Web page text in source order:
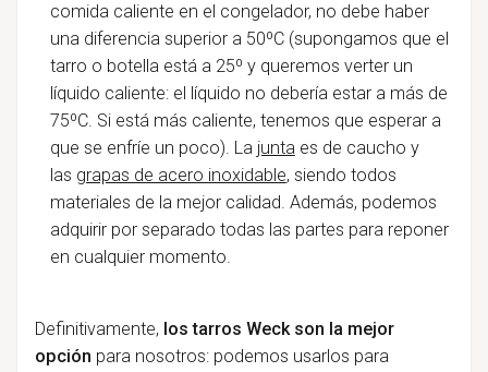
comida caliente en el congelador, no debe haber
una diferencia superior a 50ºC (supongamos que el
tarro o botella está a 25º y queremos verter un
líquido caliente: el líquido no debería estar a más de
75ºC. Si está más caliente, tenemos que esperar a
que se enfríe un poco). La juntaes de caucho y
las grapas de acero inoxidable, siendo todos
materiales de la mejor calidad. Además, podemos
adquirir por separado todas las partes para reponer
en cualquier momento.
Definitivamente, los tarros Weck son la mejor
opción para nosotros: podemos usarlos para